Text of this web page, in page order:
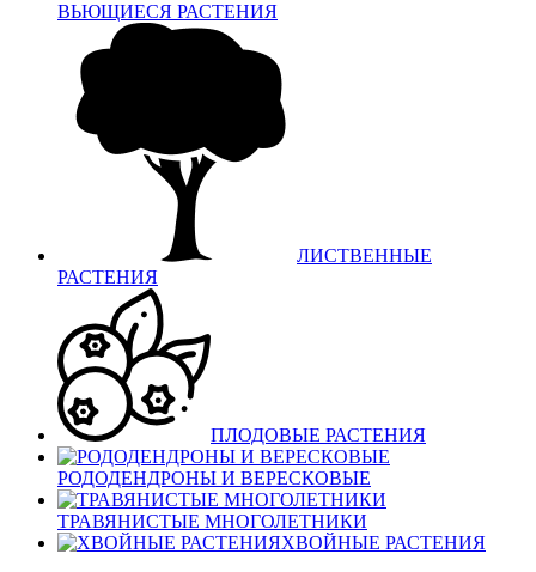
ВЬЮЩИЕСЯ РАСТЕНИЯ
ЛИСТВЕННЫЕ
РАСТЕНИЯ
ПЛОДОВЫЕ РАСТЕНИЯ
РОДОДЕНДРОНЫ И ВЕРЕСКОВЫЕ
ТРАВЯНИСТЫЕ МНОГОЛЕТНИКИ
ХВОЙНЫЕ РАСТЕНИЯ